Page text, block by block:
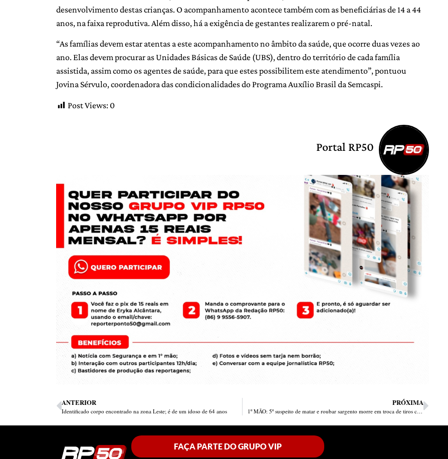
desenvolvimento destas crianças. O acompanhamento acontece também com as beneficiárias de 14 a 44
anos, na faixa reprodutiva. Além disso, há a exigência de gestantes realizarem o pré-natal.
“As famílias devem estar atentas a este acompanhamento no âmbito da saúde, que ocorre duas vezes ao
ano. Elas devem procurar as Unidades Básicas de Saúde (UBS), dentro do território de cada família
assistida, assim como os agentes de saúde, para que estes possibilitem este atendimento”, pontuou
Jovina Sérvulo, coordenadora das condicionalidades do Programa Auxílio Brasil da Semcaspi.
Post Views: 0
Portal RP50
ANTERIOR
Identificado corpo encontrado na zona Leste; é de um idoso de 64 anos
PRÓXIMA
1º MÃO: 5º suspeito de matar e roubar sargento morre em troca de tiros com a PM
FAÇA PARTE DO GRUPO VIP